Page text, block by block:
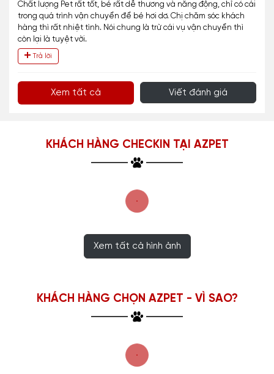
Chất lượng Pet rất tốt, bé rất dễ thương và năng động, chỉ có cái
trong quá trình vận chuyển để bé hơi dơ. Chị chăm sóc khách
hàng thì rất nhiệt tình. Nói chung là trừ cái vụ vận chuyển thì
còn lại là tuyệt vời.
Trả lời
Xem tất cả Viết đánh giá
KHÁCH HÀNG CHECKIN TẠI AZPET
Xem tất cả hình ảnh
KHÁCH HÀNG CHỌN AZPET - VÌ SAO?